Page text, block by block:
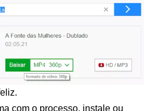
com o processo, instale ou